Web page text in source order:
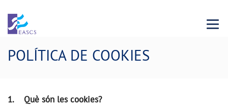
Menu
POLÍTICA DE COOKIES
1. Què són les cookies?